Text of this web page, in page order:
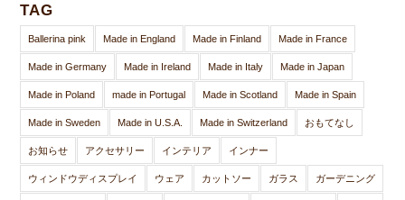
TAG
Ballerina pink Made in England Made in Finland Made in France
Made in Germany Made in Ireland Made in Italy Made in Japan
Made in Poland made in Portugal Made in Scotland Made in Spain
Made in Sweden Made in U.S.A. Made in Switzerland おもてなし
お知らせ アクセサリー インテリア インナー
ウィンドウディスプレイ ウェア カットソー ガラス ガーデニング